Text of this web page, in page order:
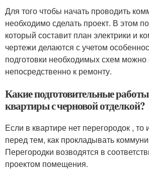
Для того чтобы начать проводить
необходимо сделать проект. В этом
который составит план электрики и
чертежи делаются с учетом
подготовки необходимых схем можно
непосредственно к ремонту.
Какие подготовительные
квартиры с черновой отделкой?
Если в квартире нет перегородок , то
перед тем, как прокладывать
Перегородки возводятся в
проектом помещения.